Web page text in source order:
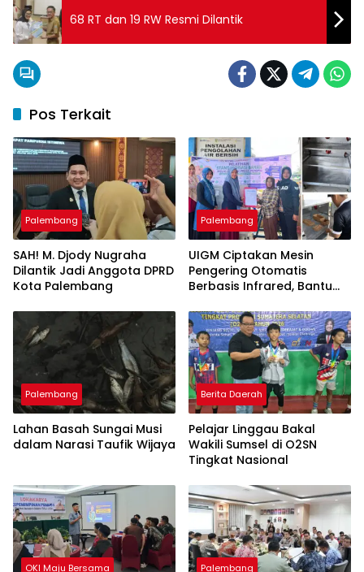
68 RT dan 19 RW Resmi Dilantik
Pos Terkait
Palembang
SAH! M. Djody Nugraha
Dilantik Jadi Anggota DPRD
Kota Palembang
Palembang
UIGM Ciptakan Mesin
Pengering Otomatis
Berbasis Infrared, Bantu
Pulau Kemaro
Palembang
Lahan Basah Sungai Musi
dalam Narasi Taufik Wijaya
Berita Daerah
Pelajar Linggau Bakal
Wakili Sumsel di O2SN
Tingkat Nasional
OKI Maju Bersama Palembang